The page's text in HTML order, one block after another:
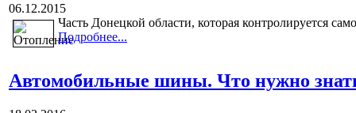
06.12.2015
Часть Донецкой области, которая контролируется
Подробнее...
Автомобильные шины. Что нужно